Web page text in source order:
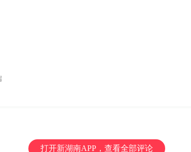
打开新湖南APP，查看全部评论